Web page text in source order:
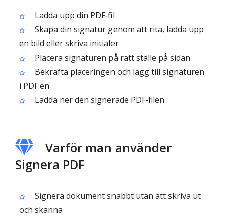
Ladda upp din PDF‑fil
Skapa din signatur genom att rita, ladda upp
en bild eller skriva initialer
Placera signaturen på rätt ställe på sidan
Bekräfta placeringen och lägg till signaturen
i PDF:en
Ladda ner den signerade PDF‑filen
Varför man använder
Signera PDF
Signera dokument snabbt utan att skriva ut
och skanna